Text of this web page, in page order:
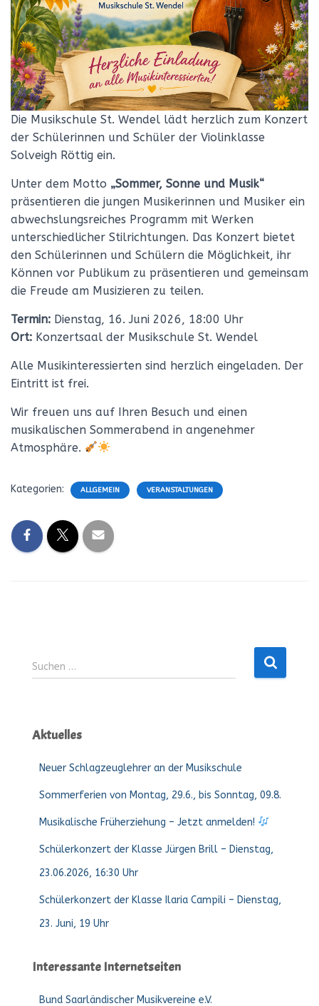
Die Musikschule St. Wendel lädt herzlich zum Konzert
der Schülerinnen und Schüler der Violinklasse
Solveigh Röttig ein.
Unter dem Motto „Sommer, Sonne und Musik“
präsentieren die jungen Musikerinnen und Musiker ein
abwechslungsreiches Programm mit Werken
unterschiedlicher Stilrichtungen. Das Konzert bietet
den Schülerinnen und Schülern die Möglichkeit, ihr
Können vor Publikum zu präsentieren und gemeinsam
die Freude am Musizieren zu teilen.
Termin: Dienstag, 16. Juni 2026, 18:00 Uhr
Ort: Konzertsaal der Musikschule St. Wendel
Alle Musikinteressierten sind herzlich eingeladen. Der
Eintritt ist frei.
Wir freuen uns auf Ihren Besuch und einen
musikalischen Sommerabend in angenehmer
Atmosphäre.
Kategorien: ALLGEMEIN VERANSTALTUNGEN
Suchen
nach:
Suchen …
Aktuelles
Neuer Schlagzeuglehrer an der Musikschule
Sommerferien von Montag, 29.6., bis Sonntag, 09.8.
Musikalische Früherziehung – Jetzt anmelden!
Schülerkonzert der Klasse Jürgen Brill – Dienstag,
23.06.2026, 16:30 Uhr
Schülerkonzert der Klasse Ilaria Campili – Dienstag,
23. Juni, 19 Uhr
Interessante Internetseiten
Bund Saarländischer Musikvereine e.V.